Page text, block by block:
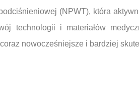
(NPWT), która
technologii i materiałów
nowocześniejsze i bardziej